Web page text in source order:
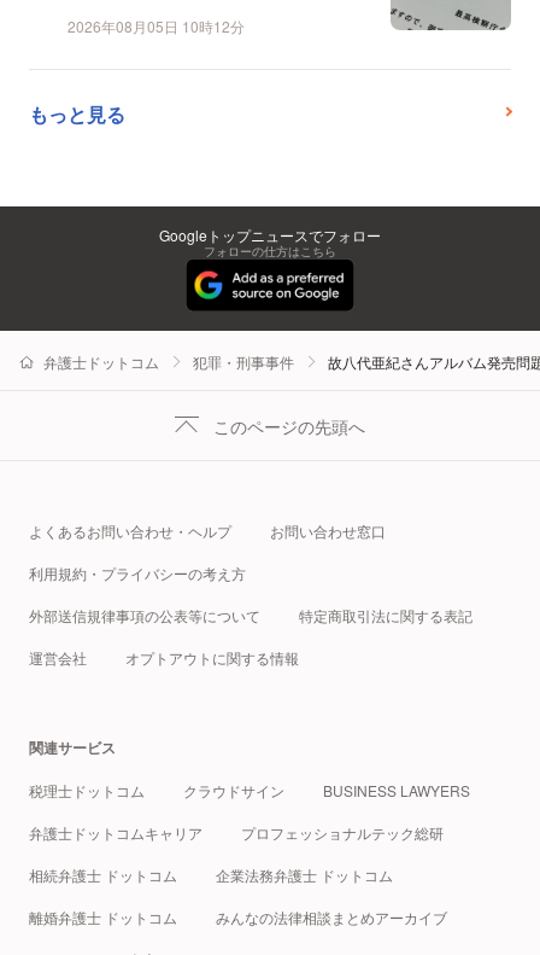
2026年08月05日 10時12分
もっと見る
Googleトップニュースでフォロー
フォローの仕方はこちら
弁護士ドットコム 犯罪・刑事事件 故八代亜紀さんアルバム発売問
このページの先頭へ
よくあるお問い合わせ・ヘルプ お問い合わせ窓口
利用規約・プライバシーの考え方
外部送信規律事項の公表等について 特定商取引法に関する表記
運営会社 オプトアウトに関する情報
関連サービス
税理士ドットコム クラウドサイン BUSINESS LAWYERS
弁護士ドットコムキャリア プロフェッショナルテック総研
相続弁護士 ドットコム 企業法務弁護士 ドットコム
離婚弁護士 ドットコム みんなの法律相談まとめアーカイブ